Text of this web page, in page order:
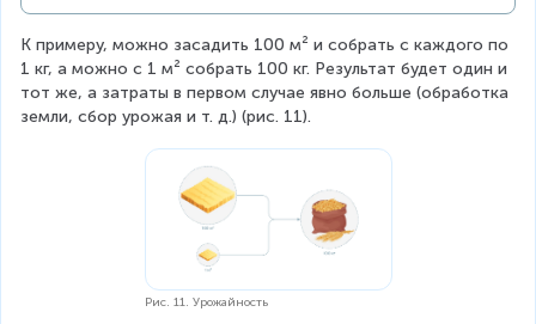
К примеру, можно засадить 100 м² и собрать с каждого по
1 кг, а можно с 1 м² собрать 100 кг. Результат будет один и
тот же, а затраты в первом случае явно больше (обработка
земли, сбор урожая и т. д.) (рис. 11).
Рис. 11. Урожайность